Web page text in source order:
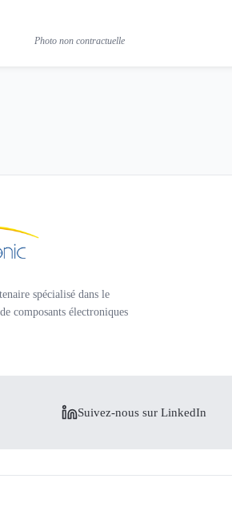
Photo non contractuelle
spécialisé dans le
composants électroniques
Suivez-nous sur LinkedIn